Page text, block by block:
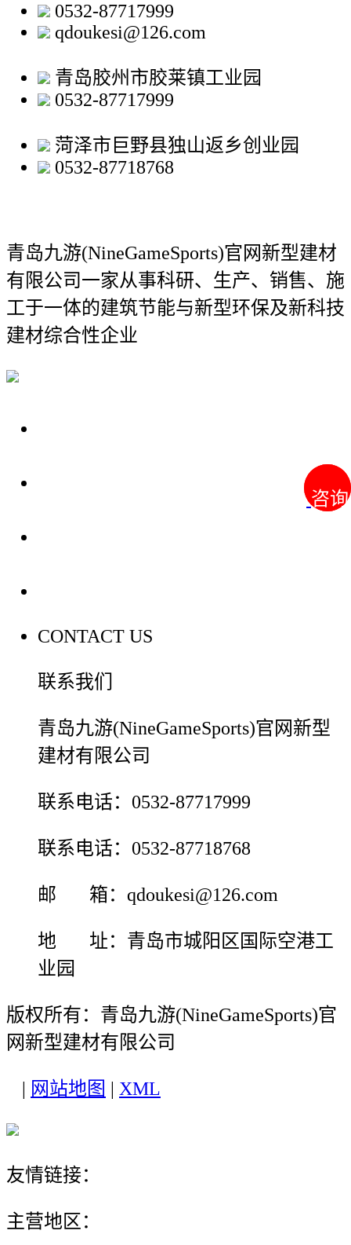
咨询
咨询
0532-87717999
qdoukesi@126.com
青岛胶州市胶莱镇工业园
0532-87717999
菏泽市巨野县独山返乡创业园
0532-87718768
青岛九游(NineGameSports)官网新型建材
有限公司一家从事科研、生产、销售、施
工于一体的建筑节能与新型环保及新科技
建材综合性企业
CONTACT US
联系我们
青岛九游(NineGameSports)官网新型
建材有限公司
联系电话：0532-87717999
联系电话：0532-87718768
邮 箱：qdoukesi@126.com
地 址：青岛市城阳区国际空港工
业园
版权所有：青岛九游(NineGameSports)官
网新型建材有限公司
网站地图 XML
友情链接：
主营地区：